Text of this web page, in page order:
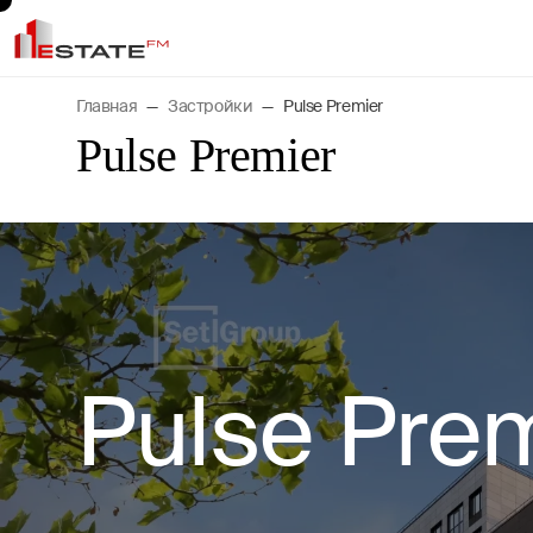
Главная Застройки Pulse Premier
Pulse Premier
Pulse